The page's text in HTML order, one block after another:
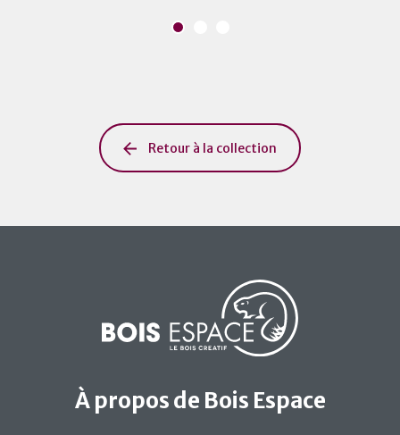
Retour à la collection
À propos de Bois Espace